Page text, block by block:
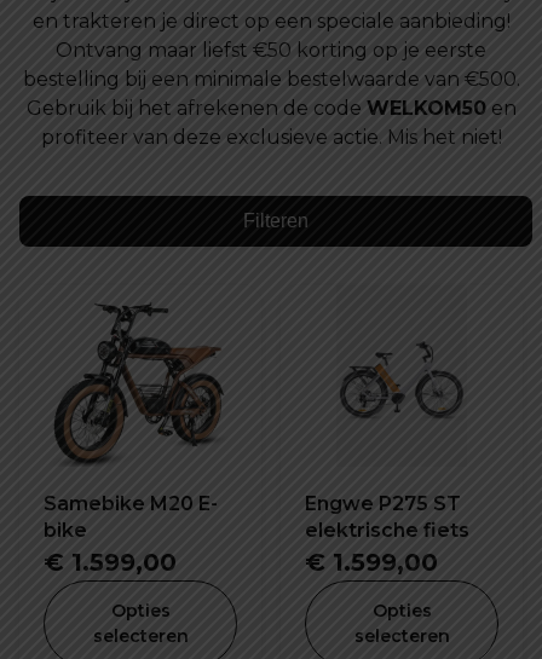
en trakteren je direct op een speciale aanbieding!
Ontvang maar liefst €50 korting op je eerste
bestelling bij een minimale bestelwaarde van €500.
Gebruik bij het afrekenen de code WELKOM50en
profiteer van deze exclusieve actie. Mis het niet!
Filteren
Samebike M20 E-
bike
€ 1.599,00
Opties
selecteren
Engwe P275 ST
elektrische fiets
€ 1.599,00
Opties
selecteren